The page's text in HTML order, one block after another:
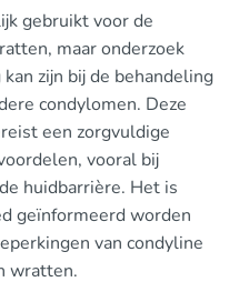
gebruikt voor de
maar onderzoek
zijn bij de behandeling
condylomen. Deze
een zorgvuldige
vooral bij
huidbarrière. Het is
geïnformeerd worden
van condyline
wratten.